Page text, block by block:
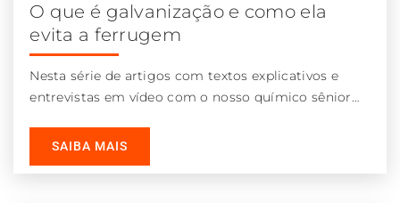
O que é galvanização e como ela
evita a ferrugem
Nesta série de artigos com textos explicativos e
entrevistas em vídeo com o nosso químico sênior
SAIBA MAIS